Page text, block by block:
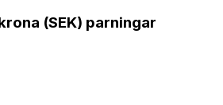
(SEK) parningar